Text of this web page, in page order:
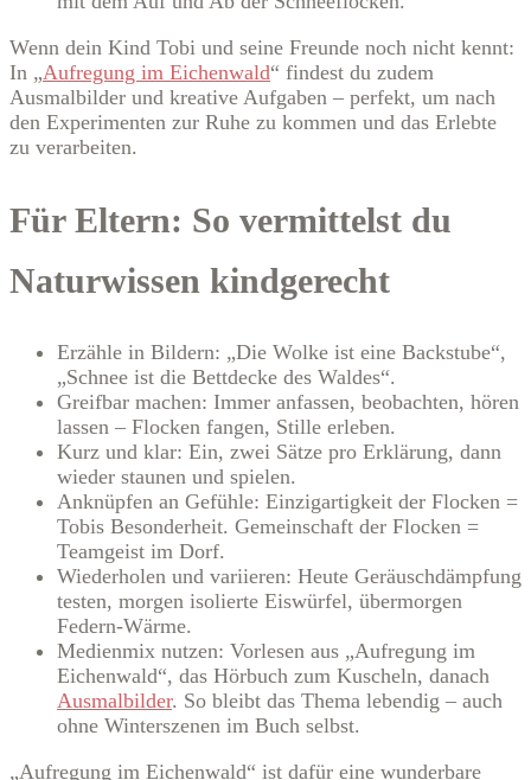
Wenn dein Kind Tobi und seine Freunde noch nicht kennt:
In „Aufregung im Eichenwald“ findest du zudem
Ausmalbilder und kreative Aufgaben – perfekt, um nach
den Experimenten zur Ruhe zu kommen und das Erlebte
zu verarbeiten.
Für Eltern: So vermittelst du
Naturwissen kindgerecht
Erzähle in Bildern: „Die Wolke ist eine Backstube“,
„Schnee ist die Bettdecke des Waldes“.
Greifbar machen: Immer anfassen, beobachten, hören
lassen – Flocken fangen, Stille erleben.
Kurz und klar: Ein, zwei Sätze pro Erklärung, dann
wieder staunen und spielen.
Anknüpfen an Gefühle: Einzigartigkeit der Flocken =
Tobis Besonderheit. Gemeinschaft der Flocken =
Teamgeist im Dorf.
Wiederholen und variieren: Heute Geräuschdämpfung
testen, morgen isolierte Eiswürfel, übermorgen
Federn-Wärme.
Medienmix nutzen: Vorlesen aus „Aufregung im
Eichenwald“, das Hörbuch zum Kuscheln, danach
Ausmalbilder. So bleibt das Thema lebendig – auch
ohne Winterszenen im Buch selbst.
„Aufregung im Eichenwald“ ist dafür eine wunderbare